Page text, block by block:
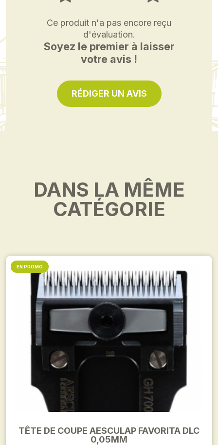
Ce produit n'a pas encore reçu
d'évaluation.
Soyez le premier à laisser
votre avis !
RÉDIGER UN AVIS
DANS LA MÊME
CATÉGORIE
TÊTE DE COUPE AESCULAP FAVORITA DLC
0,05MM
EN PROMO